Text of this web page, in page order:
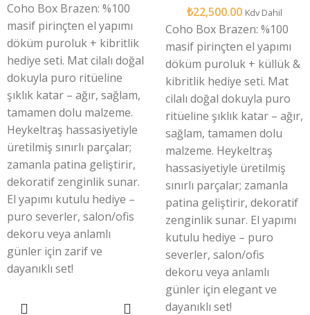
Coho Box Brazen: %100
masif pirinçten el yapımı
döküm puroluk + kibritlik
hediye seti. Mat cilalı doğal
dokuyla puro ritüeline
şıklık katar – ağır, sağlam,
tamamen dolu malzeme.
Heykeltraş hassasiyetiyle
üretilmiş sınırlı parçalar;
zamanla patina geliştirir,
dekoratif zenginlik sunar.
El yapımı kutulu hediye –
puro severler, salon/ofis
dekoru veya anlamlı
günler için zarif ve
dayanıklı set!
₺22,500.00 Kdv Dahil
Coho Box Brazen: %100
masif pirinçten el yapımı
döküm puroluk + küllük &
kibritlik hediye seti. Mat
cilalı doğal dokuyla puro
ritüeline şıklık katar – ağır,
sağlam, tamamen dolu
malzeme. Heykeltraş
hassasiyetiyle üretilmiş
sınırlı parçalar; zamanla
patina geliştirir, dekoratif
zenginlik sunar. El yapımı
kutulu hediye – puro
severler, salon/ofis
dekoru veya anlamlı
günler için elegant ve
dayanıklı set!